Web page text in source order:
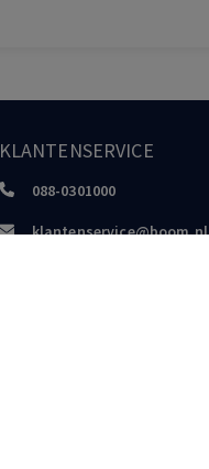
KLANTENSERVICE
088-0301000
klantenservice@boom.nl